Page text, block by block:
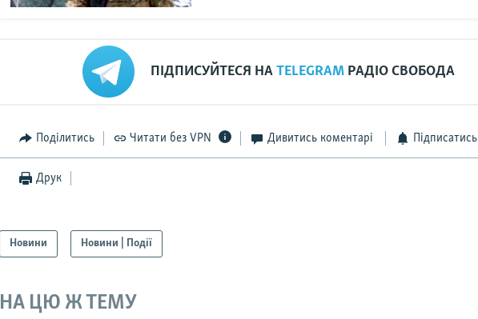
ПІДПИСУЙТЕСЯ НАTELEGRAM РАДІО СВОБОДА
Поділитись Читати без VPN Дивитись коментарі Підписатись
Друк
Новини Новини | Події
НА ЦЮ Ж ТЕМУ